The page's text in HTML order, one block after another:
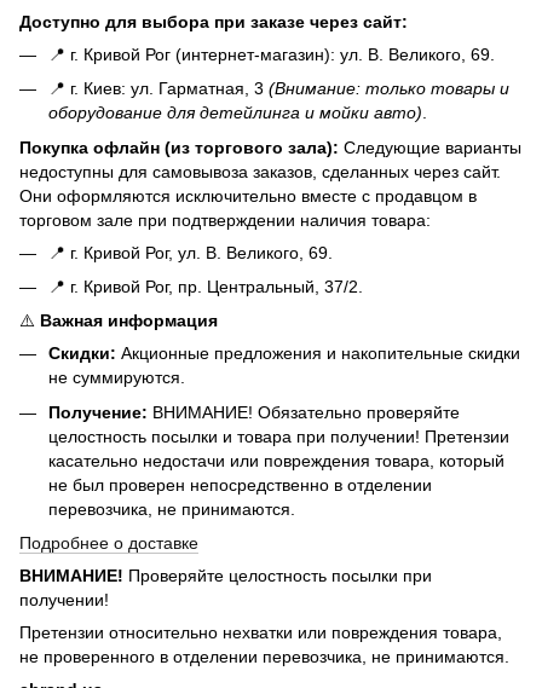
Доступно для выбора при заказе через сайт:
📍 г. Кривой Рог (интернет-магазин): ул. В. Великого, 69.
📍 г. Киев: ул. Гарматная, 3 (Внимание: только товары и
оборудование для детейлинга и мойки авто)
Покупка офлайн (из торгового зала): Следующие варианты
недоступны для самовывоза заказов, сделанных через сайт.
Они оформляются исключительно вместе с продавцом в
торговом зале при подтверждении наличия товара:
📍 г. Кривой Рог, ул. В. Великого, 69.
📍 г. Кривой Рог, пр. Центральный, 37/2.
⚠️ Важная информация
Скидки: Акционные предложения и накопительные скидки
не суммируются.
Получение: ВНИМАНИЕ! Обязательно проверяйте
целостность посылки и товара при получении! Претензии
касательно недостачи или повреждения товара, который
не был проверен непосредственно в отделении
перевозчика, не принимаются.
Подробнее о доставке
ВНИМАНИЕ! Проверяйте целостность посылки при
получении!
Претензии относительно нехватки или повреждения товара,
не проверенного в отделении перевозчика, не принимаются.